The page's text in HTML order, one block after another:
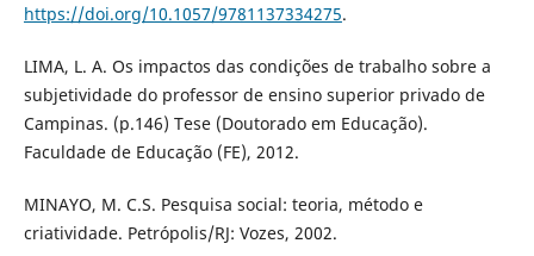
https://doi.org/10.1057/9781137334275.
LIMA, L. A. Os impactos das condições de trabalho sobre a
subjetividade do professor de ensino superior privado de
Campinas. (p.146) Tese (Doutorado em Educação).
Faculdade de Educação (FE), 2012.
MINAYO, M. C.S. Pesquisa social: teoria, método e
criatividade. Petrópolis/RJ: Vozes, 2002.